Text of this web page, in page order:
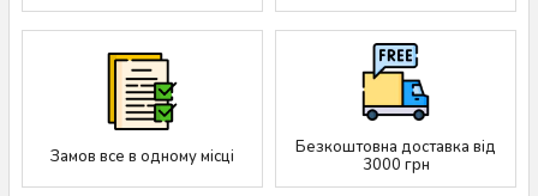
Замов все в одному місці
Безкоштовна доставка від
3000 грн